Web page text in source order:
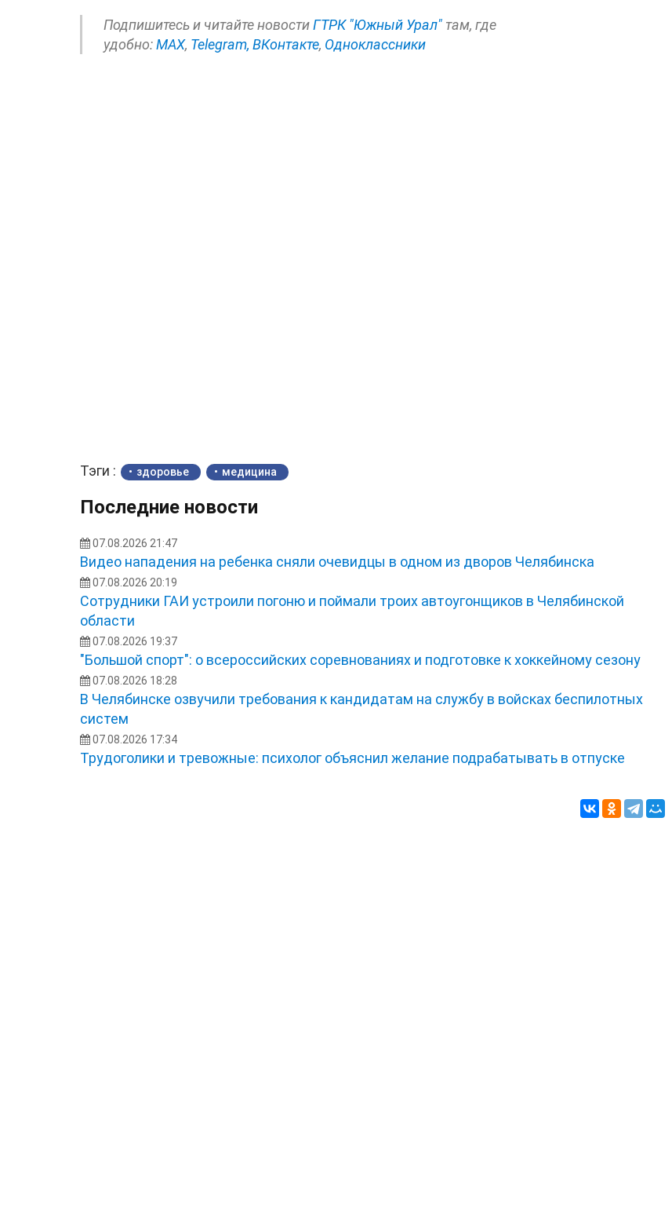
Подпишитесь и читайте новостиГТРК "Южный Урал" там, где
удобно:МАХ, Telegram, ВКонтакте, Одноклассники
Тэги : здоровье медицина
Последние новости
07.08.2026 21:47
Видео нападения на ребенка сняли очевидцы в одном из дворов Челябинска
07.08.2026 20:19
Сотрудники ГАИ устроили погоню и поймали троих автоугонщиков в Челябинской
области
07.08.2026 19:37
"Большой спорт": о всероссийских соревнованиях и подготовке к хоккейному сезону
07.08.2026 18:28
В Челябинске озвучили требования к кандидатам на службу в войсках беспилотных
систем
07.08.2026 17:34
Трудоголики и тревожные: психолог объяснил желание подрабатывать в отпуске